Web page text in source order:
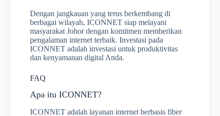
Dengan jangkauan yang terus berkembang di
berbagai wilayah, ICONNET siap melayani
masyarakat Johor dengan komitmen memberikan
pengalaman internet terbaik. Investasi pada
ICONNET adalah investasi untuk produktivitas
dan kenyamanan digital Anda.
FAQ
Apa itu ICONNET?
ICONNET adalah layanan internet berbasis fiber